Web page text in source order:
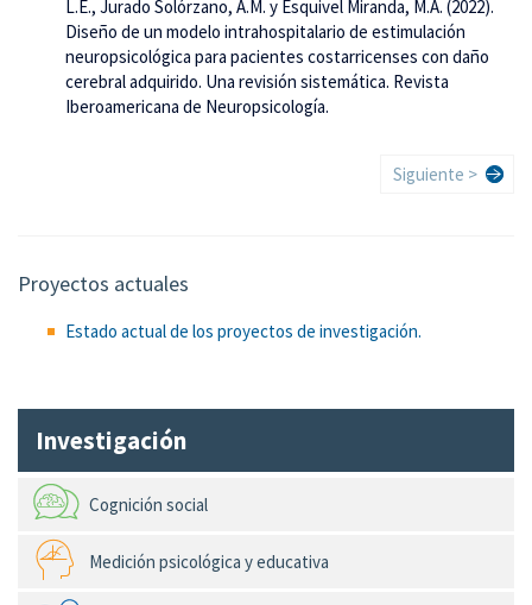
L.E., Jurado Solórzano, A.M. y Esquivel Miranda, M.A. (2022).
Diseño de un modelo intrahospitalario de estimulación
neuropsicológica para pacientes costarricenses con daño
cerebral adquirido. Una revisión sistemática. Revista
Iberoamericana de Neuropsicología.
Siguiente
Siguiente >
Proyectos actuales
Estado actual de los proyectos de investigación.
Investigación
Cognición social
Medición psicológica y educativa